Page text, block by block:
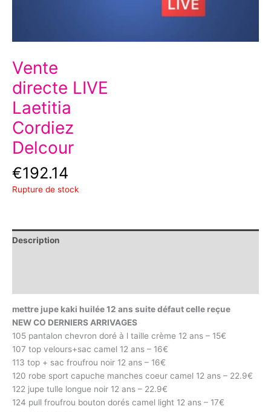
Vente
directe LIVE
Laetitia
Cordiez
Delcour
€192.14
Rupture de stock
Description
mettre jupe kaki huilée 12 ans suite défaut celle reçue
NEW CO DERNIERS ARRIVAGES
105 pantalon chevron doré à l taille crème 12 ans – 15€
107 top velours+sac camel 12 ans – 16€
113 top + sac froufrou noir 12 ans – 16€
120 robe sport capuche manches coeur camel 12 ans – 22.9€
122 jupe tulle longue noir 12 ans – 22.9€
124 pull froufrou bouton dorés camel light 12 ans – 17€